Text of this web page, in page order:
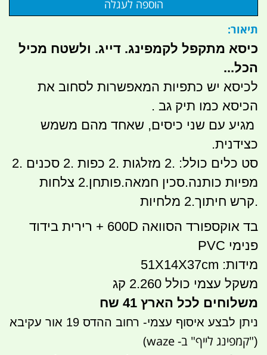
תיאור:
כיסא מתקפל לקמפינג. דייג. ולשטח מכיל
הכל...
לכיסא יש כתפיות המאפשרות לסחוב את
הכיסא כמו תיק גב .
מגיע עם שני כיסים, שאחד מהם משמש
כצידנית.
סט כלים כולל: .2 מזלגות .2 כפות .2 סכנים .2
מפיות כותנה.סכין חמאה.פותחן.2 צלחות
.קרש חיתוך.2 מלחיות
בד אוקספורד הסוואה 600D + רירית בידוד
פנימי PVC
מידות: 51X14X37cm
משקל עצמי כולל 2.260 קג
משלוחים לכל הארץ 41 שח
ניתן לבצע איסוף עצמי- רחוב ההדס 19 אור עקיבא
("קמפינג לייף" ב- waze)